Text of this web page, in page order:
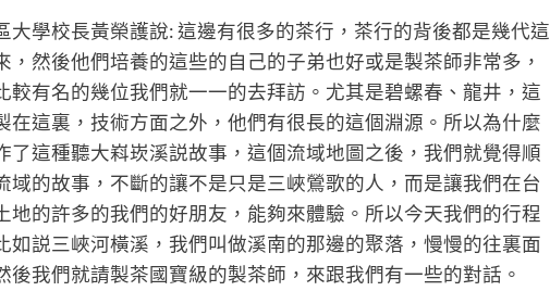
大學校長黃榮護說: 這邊有很多的茶行，茶行的背後都是幾代這
，然後他們培養的這些的自己的子弟也好或是製茶師非常多，
較有名的幾位我們就一一的去拜訪。尤其是碧螺春、龍井，這
在這裏，技術方面之外，他們有很長的這個淵源。所以為什麼
了這種聽大嵙崁溪説故事，這個流域地圖之後，我們就覺得順
域的故事，不斷的讓不是只是三峽鶯歌的人，而是讓我們在台
地的許多的我們的好朋友，能夠來體驗。所以今天我們的行程
如説三峽河橫溪，我們叫做溪南的那邊的聚落，慢慢的往裏面
後我們就請製茶國寶級的製茶師，來跟我們有一些的對話。